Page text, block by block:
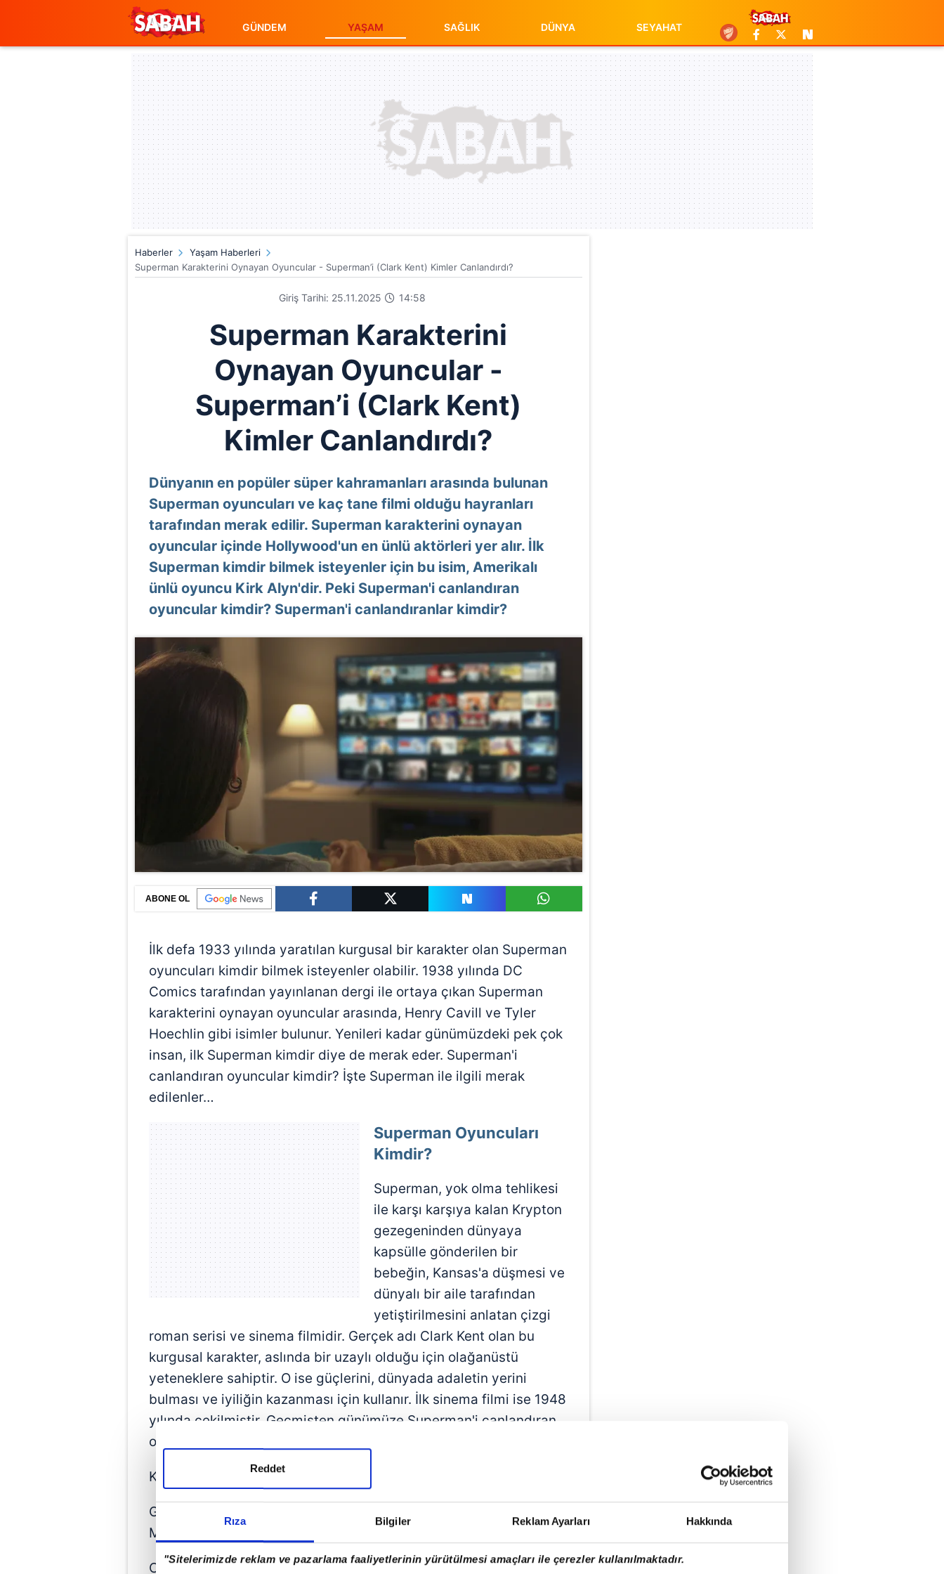
Rıza Bilgiler Reklam Ayarları Hakkında
"Sitelerimizde reklam ve pazarlama faaliyetlerinin yürütülmesi amaçları ile çerezler kullanılmaktadır.
Reddet
GÜNDEM YAŞAM SAĞLIK DÜNYA SEYAHAT
Haberler
Yaşam Haberleri
Superman Karakterini Oynayan Oyuncular - Superman’i (Clark Kent) Kimler Canlandırdı?
Giriş Tarihi: 25.11.2025 14:58
Superman Karakterini
Oynayan Oyuncular -
Superman’i (Clark Kent)
Kimler Canlandırdı?
Dünyanın en popüler süper kahramanları arasında bulunan
Superman oyuncuları ve kaç tane filmi olduğu hayranları
tarafından merak edilir. Superman karakterini oynayan
oyuncular içinde Hollywood'un en ünlü aktörleri yer alır. İlk
Superman kimdir bilmek isteyenler için bu isim, Amerikalı
ünlü oyuncu Kirk Alyn'dir. Peki Superman'i canlandıran
oyuncular kimdir? Superman'i canlandıranlar kimdir?
ABONE OL
İlk defa 1933 yılında yaratılan kurgusal bir karakter olan Superman
oyuncuları kimdir bilmek isteyenler olabilir. 1938 yılında DC
Comics tarafından yayınlanan dergi ile ortaya çıkan Superman
karakterini oynayan oyuncular arasında, Henry Cavill ve Tyler
Hoechlin gibi isimler bulunur. Yenileri kadar günümüzdeki pek çok
insan, ilk Superman kimdir diye de merak eder. Superman'i
canlandıran oyuncular kimdir? İşte Superman ile ilgili merak
edilenler…
Superman Oyuncuları
Kimdir?
Superman, yok olma tehlikesi
ile karşı karşıya kalan Krypton
gezegeninden dünyaya
kapsülle gönderilen bir
bebeğin, Kansas'a düşmesi ve
dünyalı bir aile tarafından
yetiştirilmesini anlatan çizgi
roman serisi ve sinema filmidir. Gerçek adı Clark Kent olan bu
kurgusal karakter, aslında bir uzaylı olduğu için olağanüstü
yeteneklere sahiptir. O ise güçlerini, dünyada adaletin yerini
bulması ve iyiliğin kazanması için kullanır. İlk sinema filmi ise 1948
yılında çekilmiştir. Geçmişten günümüze Superman'i canlandıran
oyuncular içinde aşağıdaki isimler bulunur.
Kirk Alyn: Superman (1948) Superman ve Atom Adam (1950)
George Reeves: Superman ve Köstebek Adam (1951), Superman'in
Maceraları (1952-1958)
Christopher Reeve: Superman (1976), Superman II (1980),